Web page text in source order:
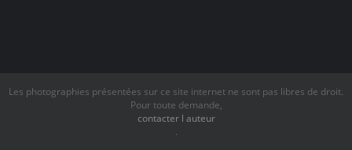
Les photographies présentées sur ce site internet ne sont pas libres de droit.
Pour toute demande,
contacter l auteur
.